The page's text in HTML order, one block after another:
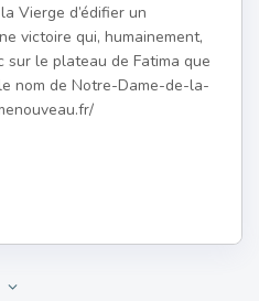
Vierge d’édifier un
victoire qui, humainement,
sur le plateau de Fatima que
nom de Notre-Dame-de-la-